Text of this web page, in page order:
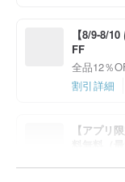
【8/9-8/
FF
全品12％
割引詳細
【アプリ